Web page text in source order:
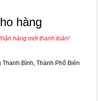
hàng
hàng mới thanh toán!
Bình, Thành Phố Biên